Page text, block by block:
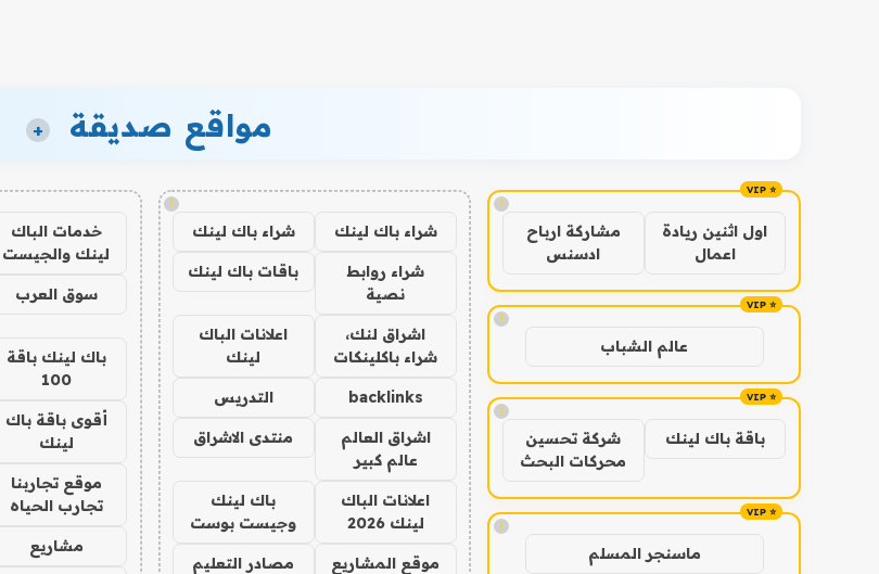
مواقع صديقة +
!
اول اثنين ريادة
اعمال
مشاركة ارباح
ادسنس
!
عالم الشباب
!
باقة باك لينك
شركة تحسين
محركات البحث
!
ماسنجر المسلم
!
شراء باك لينك شراء باك لينك
شراء روابط
نصية
باقات باك لينك
اشراق لنك،
شراء باكلينكات
اعلانات الباك
لينك
backlinks التدريس
اشراق العالم
عالم كبير
منتدى الاشراق
اعلانات الباك
لينك 2026
باك لينك
وجيست بوست
موقع المشاريع
مصادر التعليم
خدمات الباك
لينك والجيست
سوق العرب
باك لينك باقة
100
أقوى باقة باك
لينك
موقع تجاربنا
تجارب الحياه
مشاريع